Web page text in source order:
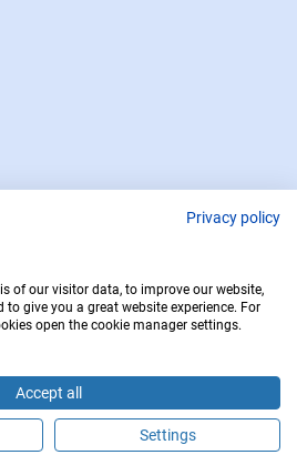
PLEASE CONTACT : 112
S.A. 42, Rue de la Vallée, L-2661 Luxembourg
Privacy policy
of our visitor data, to improve our website,
give you a great website experience. For
open the cookie manager settings.
Accept all
Settings